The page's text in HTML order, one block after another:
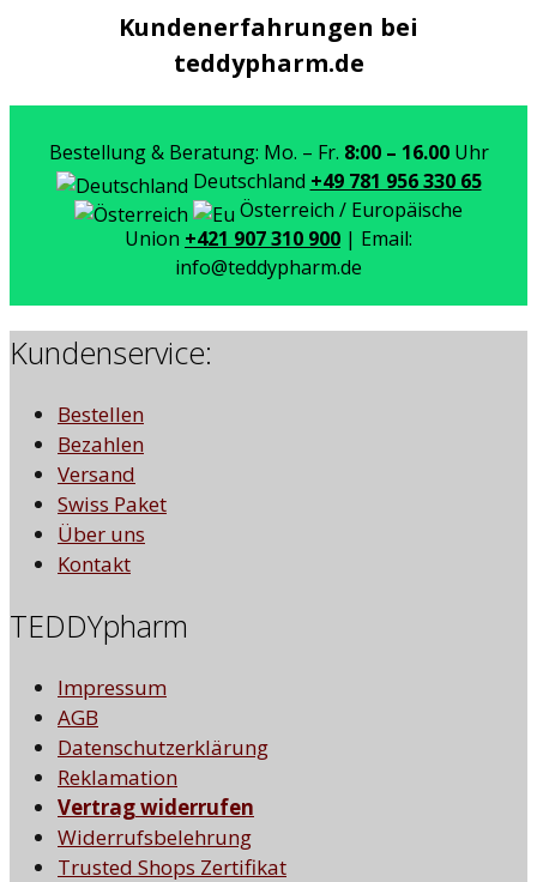
Kundenerfahrungen bei
teddypharm.de
Bestellung & Beratung: Mo. – Fr. 8:00 – 16.00Uhr
Deutschland +49 781 956 330 65
Österreich / Europäische
Union +421 907 310 900 | Email:
info@teddypharm.de
Kundenservice:
Bestellen
Bezahlen
Versand
Swiss Paket
Über uns
Kontakt
TEDDYpharm
Impressum
AGB
Datenschutzerklärung
Reklamation
Vertrag widerrufen
Widerrufsbelehrung
Trusted Shops Zertifikat